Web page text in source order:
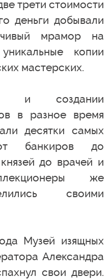
трети стоимости
деньги добывали
мрамор на
копии
мастерских.
и создании
в разное время
десятки самых
банкиров до
до врачей и
же
своими
Музей изящных
Александра
свои двери.